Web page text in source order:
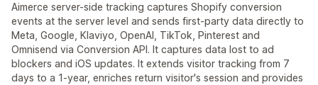
Aimerce server-side tracking captures Shopify conversion
events at the server level and sends first-party data directly to
Meta, Google, Klaviyo, OpenAI, TikTok, Pinterest and
Omnisend via Conversion API. It captures data lost to ad
blockers and iOS updates. It extends visitor tracking from 7
days to a 1-year, enriches return visitor's session and provides